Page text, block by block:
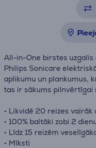
All-in-One birstes uzgalis
Philips Sonicare
aplikumu un plankumus,
tas ir sākums pilnvērtīgai
• Likvidē 20 reizes vairāk
• 100% baltāki zobi 2
• Līdz 15 reizēm
• Mīksti